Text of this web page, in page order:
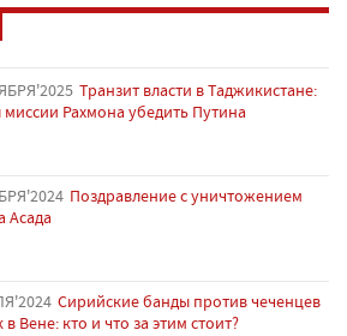
Транзит власти в Таджикистане:
миссии Рахмона убедить Путина
Поздравление с уничтожением
Асада
Сирийские банды против чеченцев
в Вене: кто и что за этим стоит?